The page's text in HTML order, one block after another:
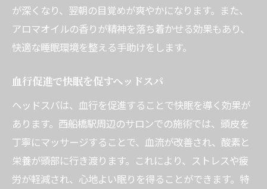
西船橋のヘッドスパで得られる効果
専門セラピストによる施術の詳細
心身を癒すための効果的な方法
快眠を得るためのヘッドスパのコツ
西船橋で味わう安眠への道
不眠症を根本から改善する施術
頭皮マッサージの効果を実感する
が深くなり、翌朝の目覚めが爽やかになります。また、
アロマオイルの香りが精神を落ち着かせる効果もあり、
快適な睡眠環境を整える手助けをします。
血行促進で快眠を促すヘッドスパ
ヘッドスパは、血行を促進することで快眠を導く効果が
あります。西船橋駅周辺のサロンでの施術では、頭皮を
丁寧にマッサージすることで、血流が改善され、酸素と
栄養が頭部に行き渡ります。これにより、ストレスや疲
労が軽減され、心地よい眠りを得ることができます。特